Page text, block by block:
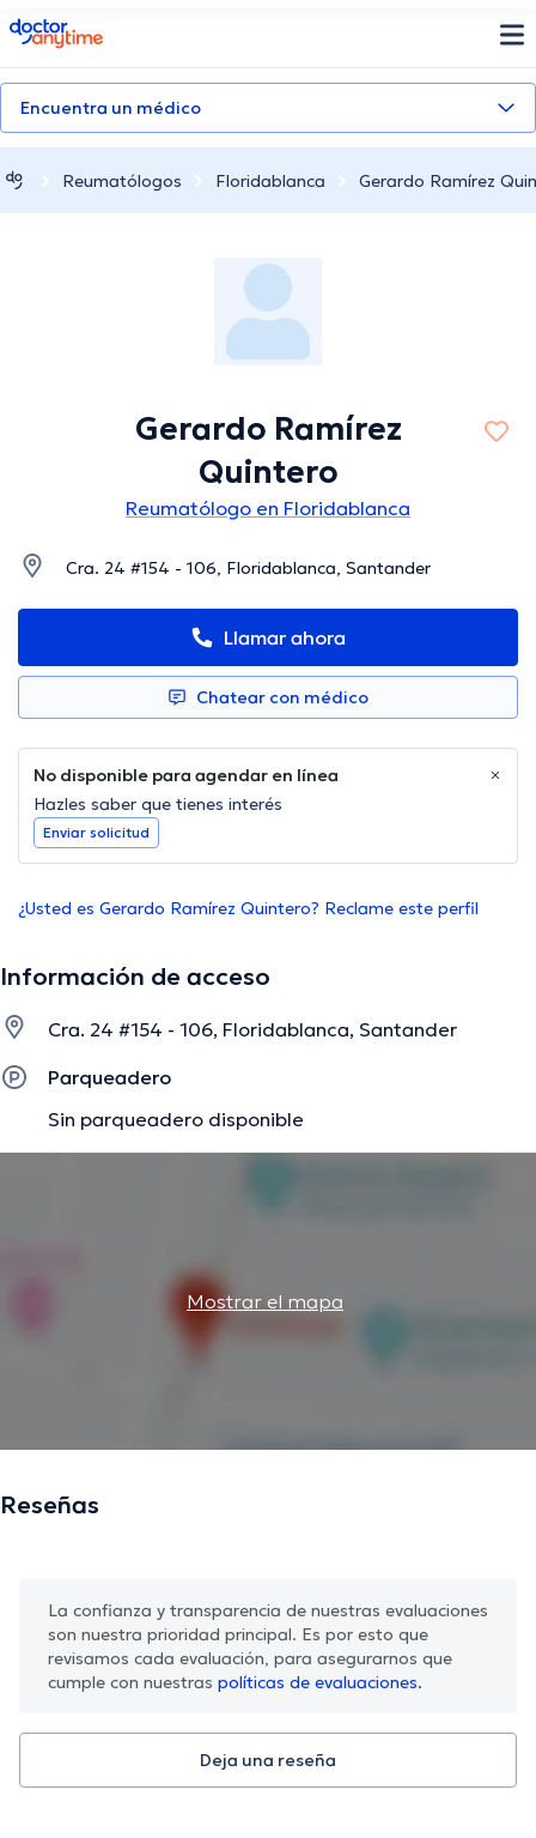
doctoranytime
Encuentra un médico
Reumatólogos Floridablanca Gerardo Ramírez
Gerardo Ramírez
Quintero
Reumatólogo en Floridablanca
Cra. 24 #154 - 106, Floridablanca, Santander
Llamar ahora
Chatear con médico
No disponible para agendar en línea
Hazles saber que tienes interés
Enviar solicitud
¿Usted es Gerardo Ramírez Quintero? Reclame este perfil
Información de acceso
Cra. 24 #154 - 106, Floridablanca, Santander
Parqueadero
Sin parqueadero disponible
Mostrar el mapa
Reseñas
La confianza y transparencia de nuestras evaluaciones
son nuestra prioridad principal. Es por esto que
revisamos cada evaluación, para asegurarnos que
cumple con nuestras políticas de evaluaciones.
Deja una reseña